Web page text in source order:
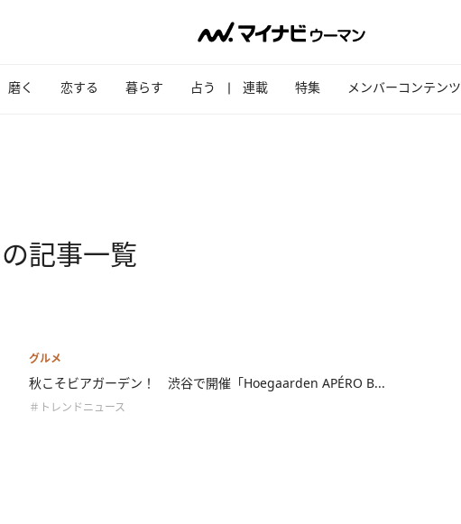
磨く 恋する 暮らす 占う 連載 特集 メンバーコンテンツ
記事一覧
グルメ
秋こそビアガーデン！ 渋谷で開催「Hoegaarden APÉRO B...
＃トレンドニュース